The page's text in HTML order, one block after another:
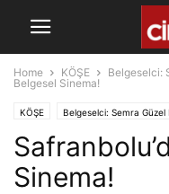
Home KÖŞE Belgeselci:
Belgesel Sinema!
KÖŞE Belgeselci: Semra
Sinema!